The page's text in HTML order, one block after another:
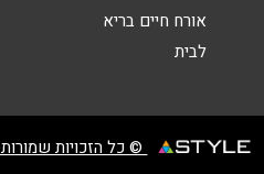
אורח חיים בריא
לבית
© כל הזכויות שמורות STYLE ניהול מועדוני לקוחות